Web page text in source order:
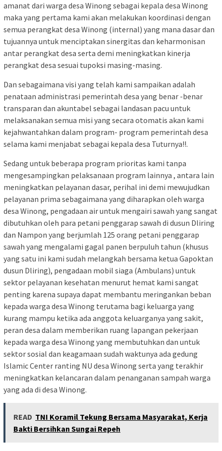
amanat dari warga desa Winong sebagai kepala desa Winong
maka yang pertama kami akan melakukan koordinasi dengan
semua perangkat desa Winong (internal) yang mana dasar dan
tujuannya untuk menciptakan sinergitas dan keharmonisan
antar perangkat desa serta demi meningkatkan kinerja
perangkat desa sesuai tupoksi masing-masing.
Dan sebagaimana visi yang telah kami sampaikan adalah
penataan administrasi pemerintah desa yang benar -benar
transparan dan akuntabel sebagai landasan pacu untuk
melaksanakan semua misi yang secara otomatis akan kami
kejahwantahkan dalam program- program pemerintah desa
selama kami menjabat sebagai kepala desa Tuturnya!!.
Sedang untuk beberapa program prioritas kami tanpa
mengesampingkan pelaksanaan program lainnya , antara lain
meningkatkan pelayanan dasar, perihal ini demi mewujudkan
pelayanan prima sebagaimana yang diharapkan oleh warga
desa Winong, pengadaan air untuk mengairi sawah yang sangat
dibutuhkan oleh para petani penggarap sawah di dusun Dliring
dan Nampon yang berjumlah 125 orang petani penggarap
sawah yang mengalami gagal panen berpuluh tahun (khusus
yang satu ini kami sudah melangkah bersama ketua Gapoktan
dusun Dliring), pengadaan mobil siaga (Ambulans) untuk
sektor pelayanan kesehatan menurut hemat kami sangat
penting karena supaya dapat membantu meringankan beban
kepada warga desa Winong terutama bagi keluarga yang
kurang mampu ketika ada anggota keluarganya yang sakit,
peran desa dalam memberikan ruang lapangan pekerjaan
kepada warga desa Winong yang membutuhkan dan untuk
sektor sosial dan keagamaan sudah waktunya ada gedung
Islamic Center ranting NU desa Winong serta yang terakhir
meningkatkan kelancaran dalam penanganan sampah warga
yang ada di desa Winong.
READ TNI Koramil Tekung Bersama Masyarakat, Kerja
Bakti Bersihkan Sungai Repeh